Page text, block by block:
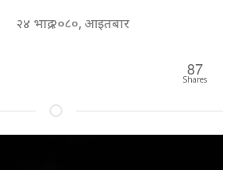
२४ भाद्र २०८०, आइतबार
87
Shares